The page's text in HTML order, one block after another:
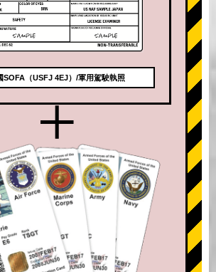
SOFA（USFJ 4EJ）/軍用駕駛執照
+